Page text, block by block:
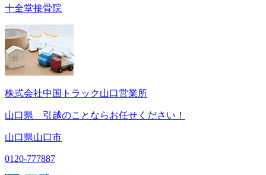
十全堂接骨院
株式会社中国トラック山口営業所
山口県 引越のことならお任せください！
山口県山口市
0120-777887